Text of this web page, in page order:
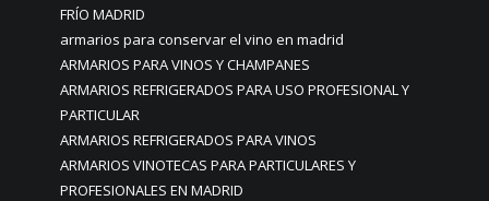
FRÍO MADRID
armarios para conservar el vino en madrid
ARMARIOS PARA VINOS Y CHAMPANES
ARMARIOS REFRIGERADOS PARA USO PROFESIONAL Y
PARTICULAR
ARMARIOS REFRIGERADOS PARA VINOS
ARMARIOS VINOTECAS PARA PARTICULARES Y
PROFESIONALES EN MADRID